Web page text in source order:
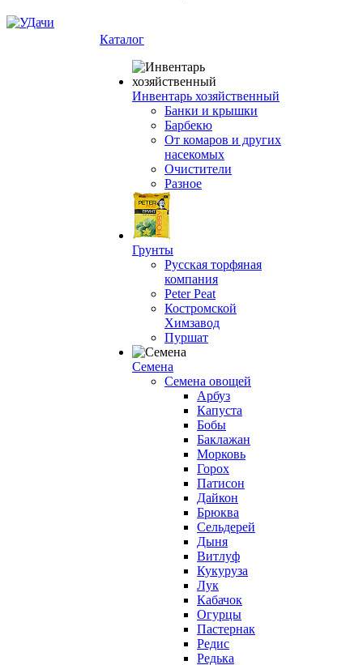
Каталог
Инвентарь хозяйственный
Банки и крышки
Барбекю
От комаров и других
насекомых
Очистители
Разное
Грунты
Русская торфяная
компания
Peter Peat
Костромской
Химзавод
Пуршат
Семена
Семена овощей
Арбуз
Капуста
Бобы
Баклажан
Морковь
Горох
Патисон
Дайкон
Брюква
Сельдерей
Дыня
Витлуф
Кукуруза
Лук
Кабачок
Огурцы
Пастернак
Редис
Редька